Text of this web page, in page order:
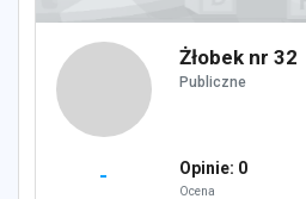
Żłobek nr 32
Publiczne
- Opinie: 0
Ocena